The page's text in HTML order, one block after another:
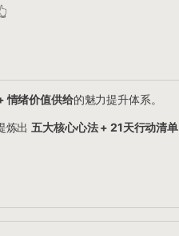
情绪价值供给的魅力提升体系。
炼出五大核心心法 + 21天行动清单